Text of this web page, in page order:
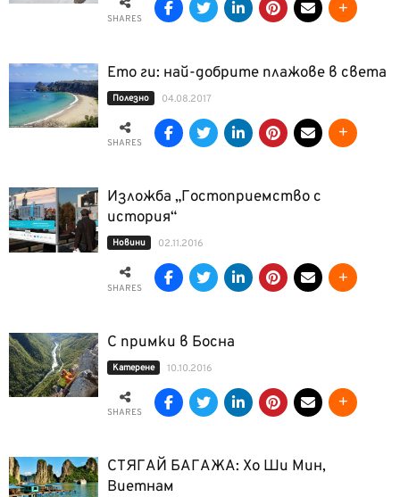
SHARES
Ето ги: най-добрите плажове в света
Полезно 04.08.2017
SHARES
Изложба „Гостоприемство с
история“
Новини 02.11.2016
SHARES
С примки в Босна
Катерене 10.10.2016
SHARES
СТЯГАЙ БАГАЖА: Хо Ши Мин,
Виетнам